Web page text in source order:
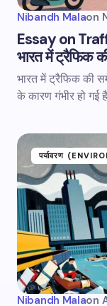
Nibandh Malaon
Essay on
भारत में ट्रैफिक
भारत में ट्रैफिक की
के कारण गंभीर हो गई
पर्यावरण
Nibandh Malaon